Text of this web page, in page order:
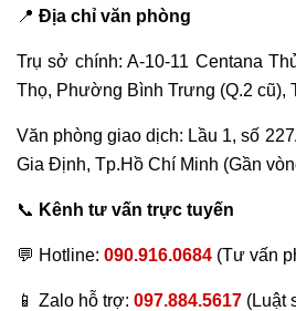
📍 Địa chỉ văn phòng
Trụ sở chính: A-10-11 Centana
Thọ, Phường Bình Trưng (Q.2 cũ),
Văn phòng giao dịch: Lầu 1, số
Gia Định, Tp.Hồ Chí Minh (Gần
📞 Kênh tư vấn trực tuyến
💬 Hotline: 090.916.0684 (Tư vấn
📱 Zalo hỗ trợ: 097.884.5617 (Luật